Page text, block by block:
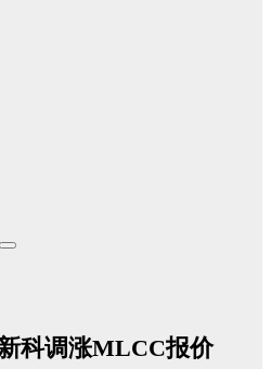
科调涨MLCC报价